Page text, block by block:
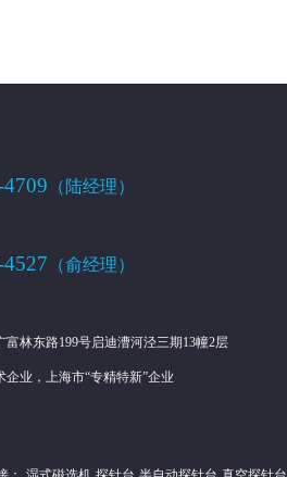
（陆经理）
（俞经理）
富林东路199号启迪漕河泾三期13幢2层
企业，上海市“专精特新”企业